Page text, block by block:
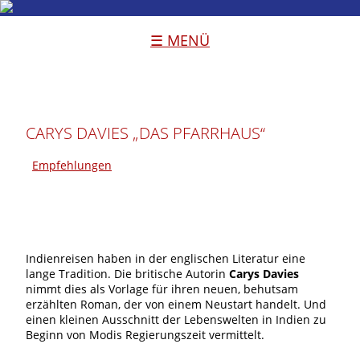
☰ MENÜ
CARYS DAVIES „DAS PFARRHAUS“
Empfehlungen
Indienreisen haben in der englischen Literatur eine
lange Tradition. Die britische Autorin Carys Davies
nimmt dies als Vorlage für ihren neuen, behutsam
erzählten Roman, der von einem Neustart handelt. Und
einen kleinen Ausschnitt der Lebenswelten in Indien zu
Beginn von Modis Regierungszeit vermittelt.